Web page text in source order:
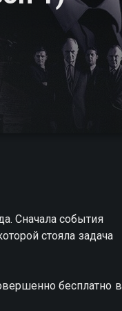
Сначала события
стояла задача
бесплатно в